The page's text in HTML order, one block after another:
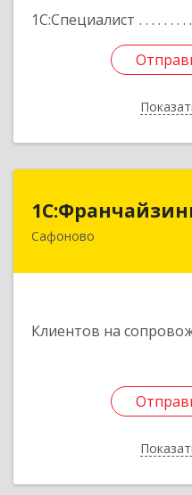
1С:Специалист
Сафоново
Клиентов на
215500,